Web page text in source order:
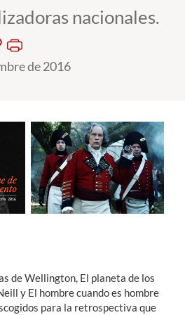
nacionales.
de 2016
de Wellington, El planeta de los
y El hombre cuando es hombre
para la retrospectiva que